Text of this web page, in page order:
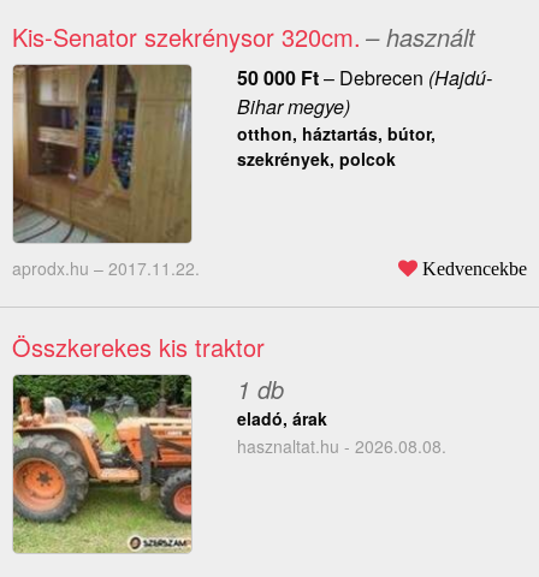
Kis-Senator szekrénysor 320cm. – használt
50 000 Ft– Debrecen (Hajdú-
Bihar megye)
otthon, háztartás, bútor,
szekrények, polcok
aprodx.hu – 2017.11.22. Kedvencekbe
Összkerekes kis traktor
1 db
eladó, árak
hasznaltat.hu - 2026.08.08.